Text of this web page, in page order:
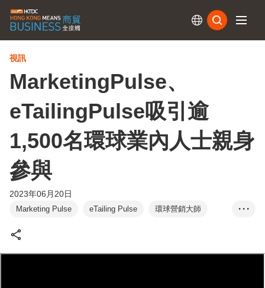
視訊
MarketingPulse、
eTailingPulse吸引逾
1,500名環球業內人士親身
參與
2023年06月20日
Marketing Pulse eTailing Pulse
環球營銷大師
• • •